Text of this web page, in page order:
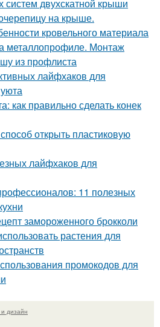
систем двухскатной крыши
на крыше.
кровельного материала
металлопрофиле. Монтаж
из профлиста
лайфхаков для
как правильно сделать конек
открыть пластиковую
лайфхаков для
11 полезных
замороженного брокколи
растения для
промокодов для
дизайн